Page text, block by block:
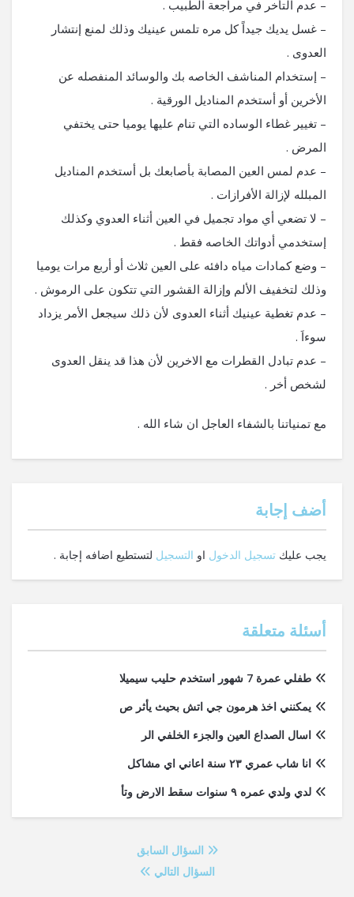
– عدم التأخر في مراجعة الطبيب .
– غسل يديك جيداً كل مره تلمس عينيك وذلك لمنع إنتشار
العدوى .
– إستخدام المناشف الخاصه بك والوسائد المنفصله عن
الأخرين أو أستخدم المناديل الورقية .
– تغيير غطاء الوساده التي تنام عليها يوميا حتى يختفي
المرض .
– عدم لمس العين المصابة بأصابعك بل أستخدم المناديل
المبلله لإزالة الأفرازات .
– لا تضعي أي مواد تجميل في العين أثناء العدوي وكذلك
إستخدمي أدواتك الخاصه فقط .
– وضع كمادات مياه دافئه على العين ثلاث أو أربع مرات يوميا
وذلك لتخفيف الألم وإزالة القشور التي تتكون على الرموش .
– عدم تغطية عينيك أثناء العدوى لأن ذلك سيجعل الأمر يزداد
سوءاَ .
– عدم تبادل القطرات مع الاخرين لأن هذا قد ينقل العدوى
لشخص أخر .
مع تمنياتنا بالشفاء العاجل ان شاء الله .
‫أضف إجابة
يجب عليك تسجيل الدخول او التسجيل لتستطيع اضافه إجابة .
أسئلة متعلقة
طفلي عمرة 7 شهور استخدم حليب سيميلا
يمكنني اخذ هرمون جي اتش بحيث يأثر ص
اسال الصداع العين والجزء الخلفي الر
انا شاب عمري ٢٣ سنة اعاني اي مشاكل
لدي ولدي عمره ٩ سنوات سقط الارض وتأ
السؤال السابق
السؤال التالي